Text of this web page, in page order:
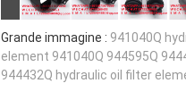
Grande immagine : 941040Q
element 941040Q 944595Q
944432Q hydraulic oil filter